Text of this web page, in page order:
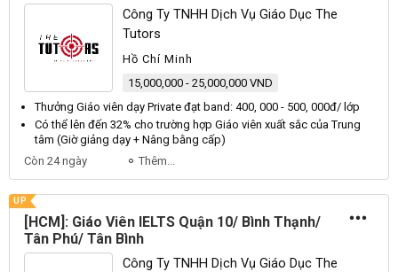
Công Ty TNHH Dịch Vụ Giáo Dục The
Tutors
Hồ Chí Minh
15,000,000 - 25,000,000 VND
Thưởng Giáo viên dạy Private đạt band: 400, 000 - 500, 000đ/ lớp
Có thể lên đến 32% cho trường hợp Giáo viên xuất sắc của Trung
tâm (Giờ giảng dạy + Nâng bằng cấp)
Còn 24 ngày
Thêm...
UP
[HCM]: Giáo Viên IELTS Quận 10/ Bình Thạnh/
Tân Phú/ Tân Bình
Công Ty TNHH Dịch Vụ Giáo Dục The